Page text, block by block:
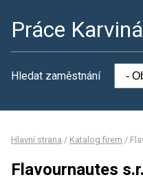
Práce Karviná
Hledat zaměstnání
Hlavní strana / Katalog firem /
Flavournautes